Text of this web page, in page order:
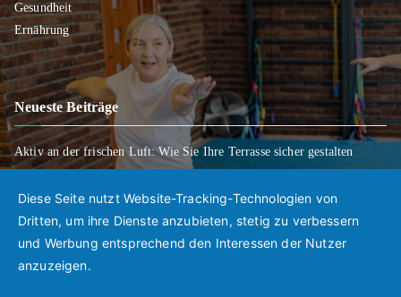
Gesundheit
Ernährung
Neueste Beiträge
Aktiv an der frischen Luft: Wie Sie Ihre Terrasse sicher gestalten
klar regeln
Mobil bleiben trotz Rückschlägen: So gelingt der Weg zurück in den
Alltag
Diese Seite nutzt Website-Tracking-Technologien von
Dritten, um ihre Dienste anzubieten, stetig zu verbessern
und Werbung entsprechend den Interessen der Nutzer
anzuzeigen.